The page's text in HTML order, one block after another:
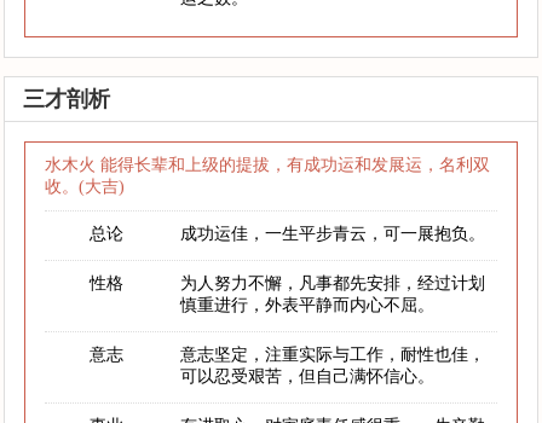
三才剖析
水木火 能得长辈和上级的提拔，有成功运和发展运，名利双
收。(大吉)
总论 成功运佳，一生平步青云，可一展抱负。
性格
为人努力不懈，凡事都先安排，经过计划
慎重进行，外表平静而内心不屈。
意志
意志坚定，注重实际与工作，耐性也佳，
可以忍受艰苦，但自己满怀信心。